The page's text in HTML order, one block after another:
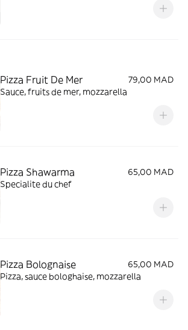
Pizza Fruit De Mer
79,00 MAD
Sauce, fruits de mer, mozzarella
Pizza Shawarma
65,00 MAD
Specialite du chef
Pizza Bolognaise
65,00 MAD
Pizza, sauce bologhaise, mozzarella